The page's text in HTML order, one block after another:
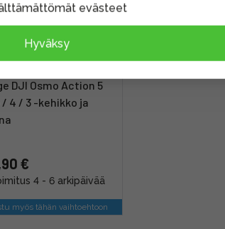
6371 Dedicated
DJI Osmo Action 5
/ 4 / 3 -kehikko ja
€
4 - 6 arkipäivää
myös tähän vaihtoehtoon
evästeet
Hyväksy